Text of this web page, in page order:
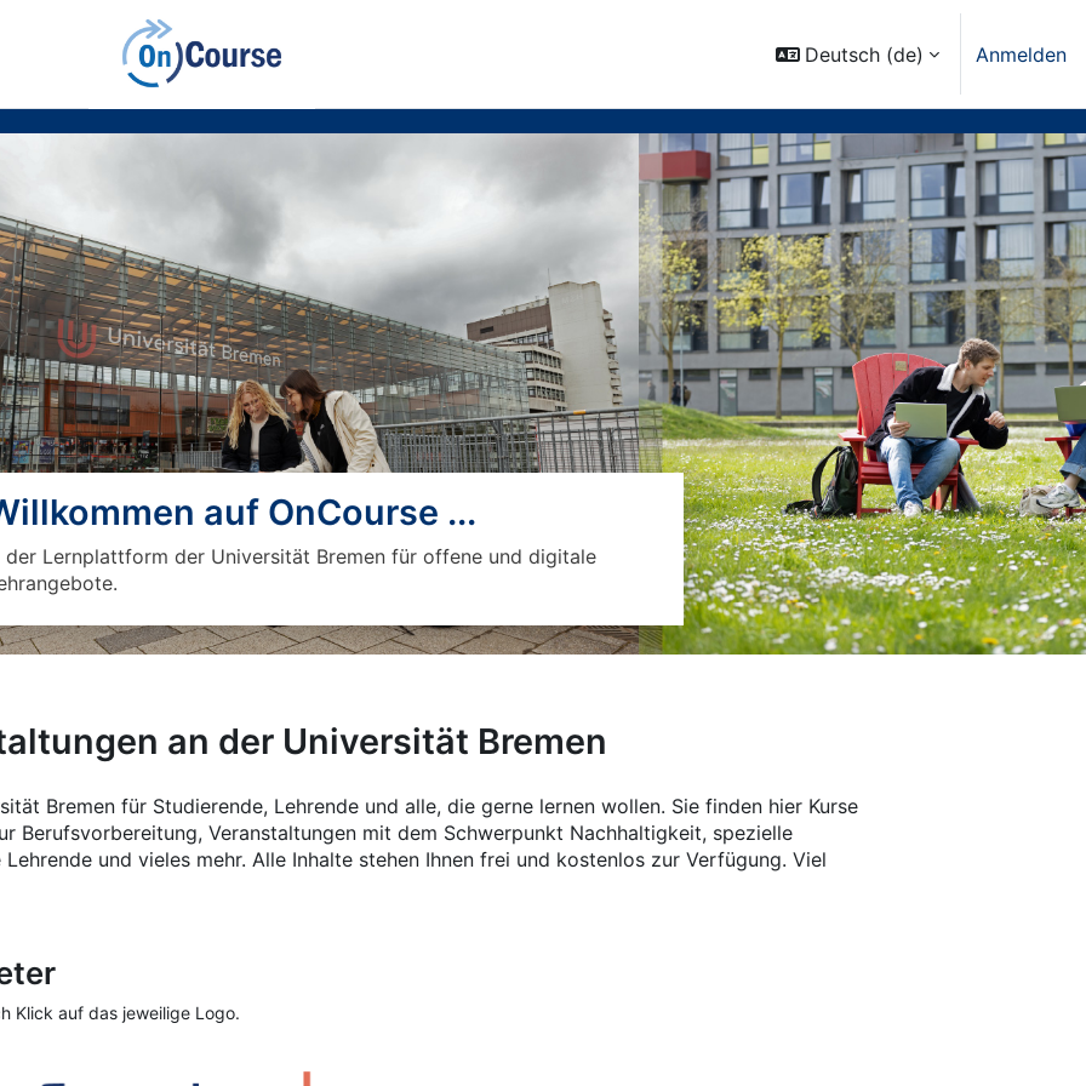
Deutsch ‎(de)‎
Anmelden
auf OnCourse ...
der Lernplattform der Universität Bremen für offene und digitale
an der Universität Bremen
Bremen für Studierende, Lehrende und alle, die gerne lernen wollen. Sie finden hier Kurse
Berufsvorbereitung, Veranstaltungen mit dem Schwerpunkt Nachhaltigkeit, spezielle
und vieles mehr. Alle Inhalte stehen Ihnen frei und kostenlos zur Verfügung. Viel
Klick auf das jeweilige Logo.